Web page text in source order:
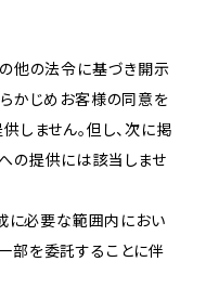
他の法令に基づき開示
かじめお客様の同意を
しません。但し、次に掲
の提供には該当しませ
に必要な範囲内におい
部を委託することに伴